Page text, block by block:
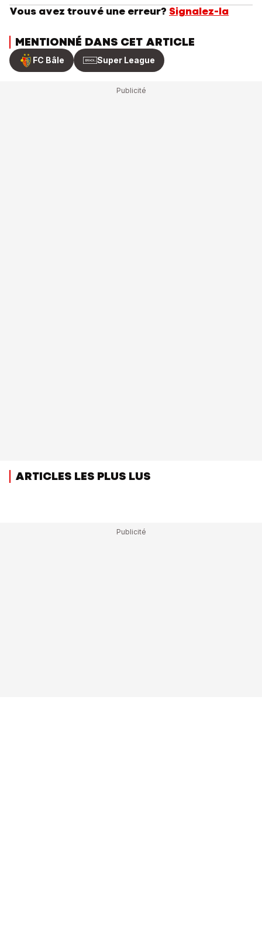
Vous avez trouvé une erreur? Signalez-la
MENTIONNÉ DANS CET ARTICLE
FC Bâle Super League
ARTICLES LES PLUS LUS